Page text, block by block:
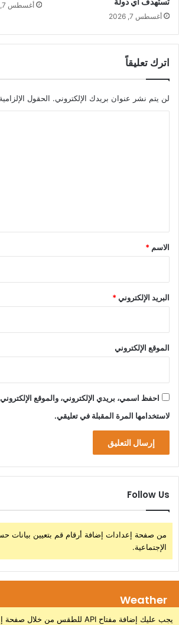
أغسطس 7, 2026
أغسطس 7, 2026
اترك تعليقاً
لن يتم نشر عنوان بريدك الإلكتروني. الحقول
*
الاسم *
البريد الإلكتروني*
الموقع الإلكتروني
احفظ اسمي، بريدي الإلكتروني، والموقع
لاستخدامها المرة المقبلة في تعليقي.
Follow Us
من صفحة إعدادات إضافة أرقام قم بتعيين بيانات
الإجتماعية.
Weather
يجب عليك إضافة مفتاح API للطقس من خلال صفحة إعدادات القالب > الدمج